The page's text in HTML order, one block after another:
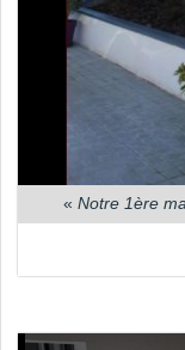
« Notre 1ère